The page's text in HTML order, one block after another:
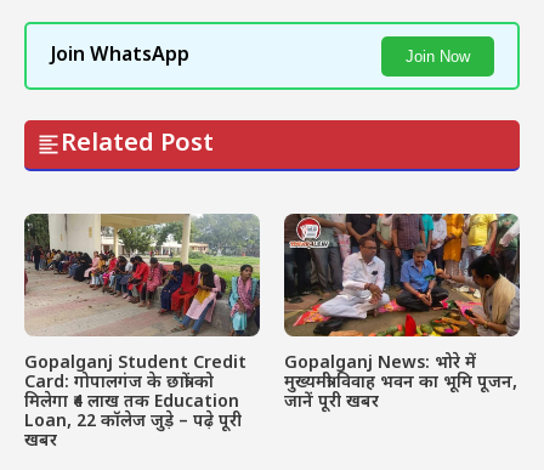
Join WhatsApp Join Now
Related Post
Gopalganj Student Credit
Card: गोपालगंज के छात्रों को
मिलेगा ₹4 लाख तक Education
Loan, 22 कॉलेज जुड़े – पढ़े पूरी
खबर
Gopalganj News: भोरे में
मुख्यमंत्री विवाह भवन का भूमि पूजन,
जानें पूरी खबर